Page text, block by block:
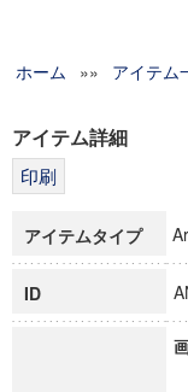
グローバルリ
科学研究費補
博士課程教育
ホーム »» アイテム
アイテム詳細
アイテムタイプ
ID